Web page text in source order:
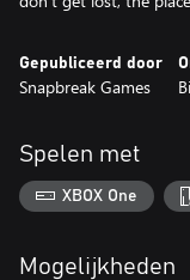
Gepubliceerd door
Snapbreak Games
Spelen met
XBOX One
Mogelijkheden